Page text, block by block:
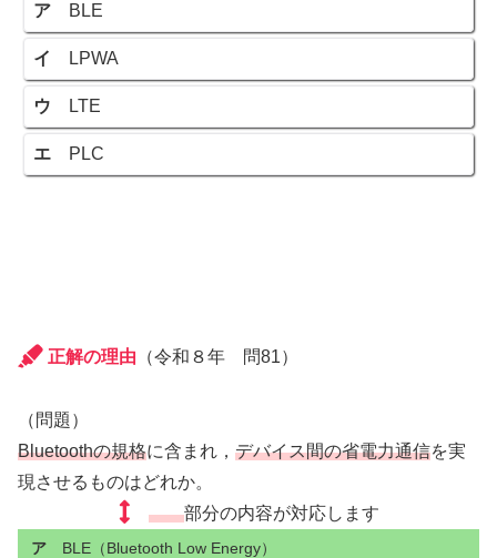
ア BLE
イ LPWA
ウ LTE
エ PLC
正解の理由 （令和８年 問81）
（問題）
Bluetoothの規格に含まれ， デバイス間の省電力通信を実
現させるものはどれか。
部分の内容が対応します
ア BLE（Bluetooth Low Energy）